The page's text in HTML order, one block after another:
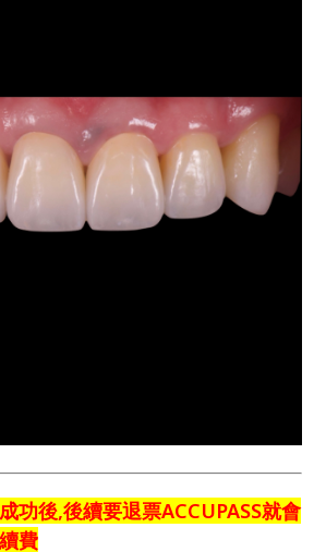
功後,後續要退票ACCUPASS就會
費